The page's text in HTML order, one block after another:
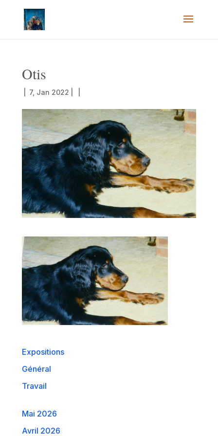
Otis
7, Jan 2022
Expositions
Général
Travail
Mai 2026
Avril 2026